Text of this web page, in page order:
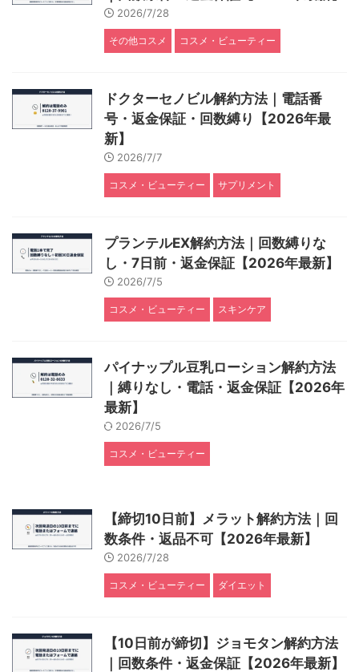
2026/7/28
その他コスメ コスメ・ビューティー
ドクターセノビル解約方法｜電話番
号・返金保証・回数縛り【2026年最
新】
2026/7/7
コスメ・ビューティー サプリメント
プランテルEX解約方法｜回数縛りな
し・7日前・返金保証【2026年最新】
2026/7/5
コスメ・ビューティー スキンケア
パイナップル豆乳ローション解約方法
｜縛りなし・電話・返金保証【2026年
最新】
2026/7/5
コスメ・ビューティー
【締切10日前】メラット解約方法｜回
数条件・返品不可【2026年最新】
2026/7/28
コスメ・ビューティー ダイエット
【10日前が締切】ジョモタン解約方法
｜回数条件・返金保証【2026年最新】